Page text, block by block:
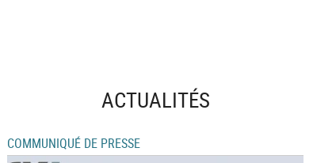
ACTUALITÉS
COMMUNIQUÉ DE PRESSE